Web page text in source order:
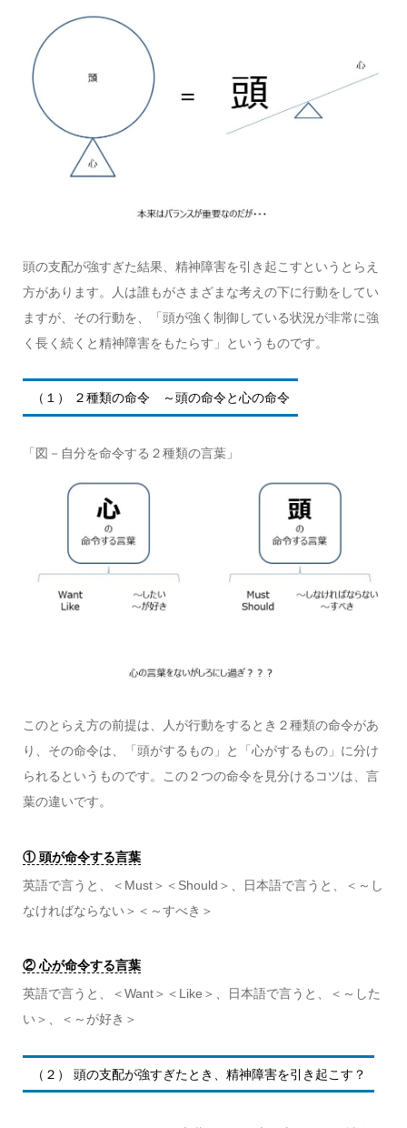
頭の支配が強すぎた結果、精神障害を引き起こすというとらえ
方があります。人は誰もがさまざまな考えの下に行動をしてい
ますが、その行動を、「頭が強く制御している状況が非常に強
く長く続くと精神障害をもたらす」というものです。
（１） ２種類の命令 ～頭の命令と心の命令
「図－自分を命令する２種類の言葉」
このとらえ方の前提は、人が行動をするとき２種類の命令があ
り、その命令は、「頭がするもの」と「心がするもの」に分け
られるというものです。この２つの命令を見分けるコツは、言
葉の違いです。
① 頭が命令する言葉
英語で言うと、＜Must＞＜Should＞、日本語で言うと、＜～し
なければならない＞＜～すべき＞
② 心が命令する言葉
英語で言うと、＜Want＞＜Like＞、日本語で言うと、＜～した
い＞、＜～が好き＞
（２） 頭の支配が強すぎたとき、精神障害を引き起こす？